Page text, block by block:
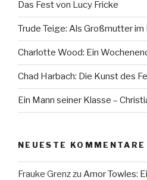
Das Fest von Lucy Fricke
Trude Teige: Als Großmutter
Charlotte Wood: Ein
Chad Harbach: Die Kunst des
Ein Mann seiner Klasse –
NEUESTE KOMMENTARE
Frauke Grenzzu Amor Towles: